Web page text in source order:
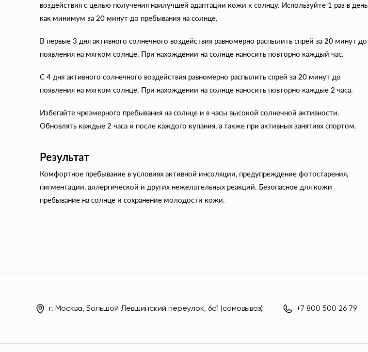
воздействия с целью получения наилучшей адаптации кожи к солнцу. Используйте 1 раз в день
как минимум за 20 минут до пребывания на солнце.
В первые 3 дня активного солнечного воздействия равномерно распылить спрей за 20 минут до
появления на мягком солнце. При нахождении на солнце наносить повторно каждый час.
С 4 дня активного солнечного воздействия равномерно распылить спрей за 20 минут до
появления на мягком солнце. При нахождении на солнце наносить повторно каждые 2 часа.
Избегайте чрезмерного пребывания на солнце и в часы высокой солнечной активности.
Обновлять каждые 2 часа и после каждого купания, а также при активных занятиях спортом.
Результат
Комфортное пребывание в условиях активной инсоляции, предупреждение фотостарения,
пигментации, аллергической и других нежелательных реакций. Безопасное для кожи
пребывание на солнце и сохранение молодости кожи.
г. Москва, Большой Левшинский переулок, 6с1 (самовывоз) +7 800 500 26 79